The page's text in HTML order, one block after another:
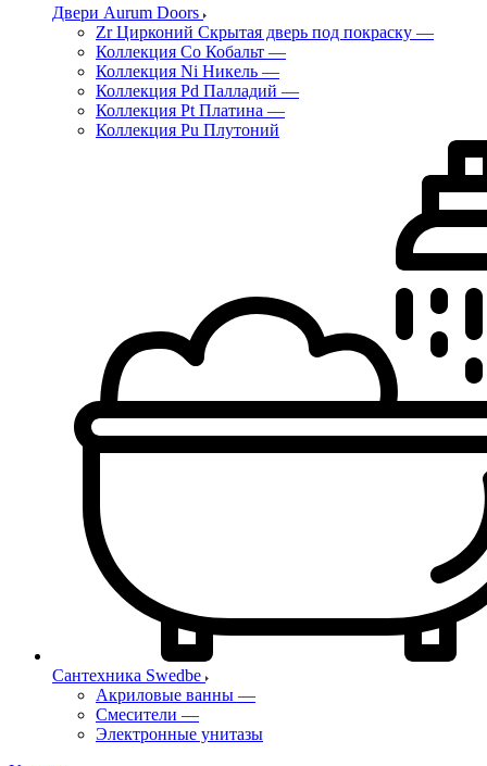
Двери Aurum Doors
Zr Цирконий Скрытая дверь под покраску —
Коллекция Co Кобальт —
Коллекция Ni Никель —
Коллекция Pd Палладий —
Коллекция Pt Платина —
Коллекция Pu Плутоний
Сантехника Swedbe
Акриловые ванны —
Смесители —
Электронные унитазы